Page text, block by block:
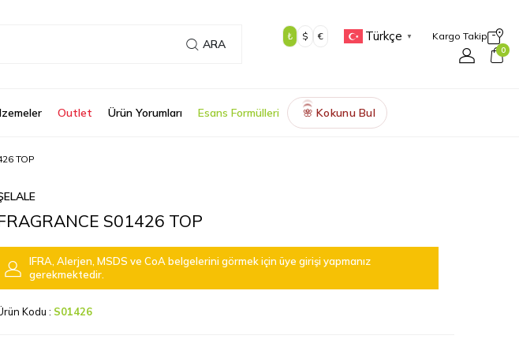
ARA
₺ $ € Türkçe ▼ Kargo Takip
0
Outlet Ürün Yorumları Esans Formülleri 🌸 Kokunu Bul
TOP
S01426 TOP
IFRA, Alerjen, MSDS ve CoA belgelerini görmek için üye girişi yapmanız
gerekmektedir.
Kodu : S01426